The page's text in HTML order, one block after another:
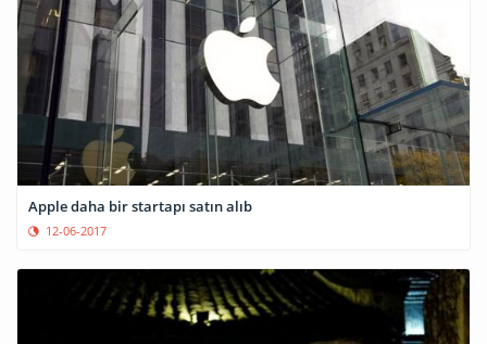
Apple daha bir startapı satın alıb
12-06-2017